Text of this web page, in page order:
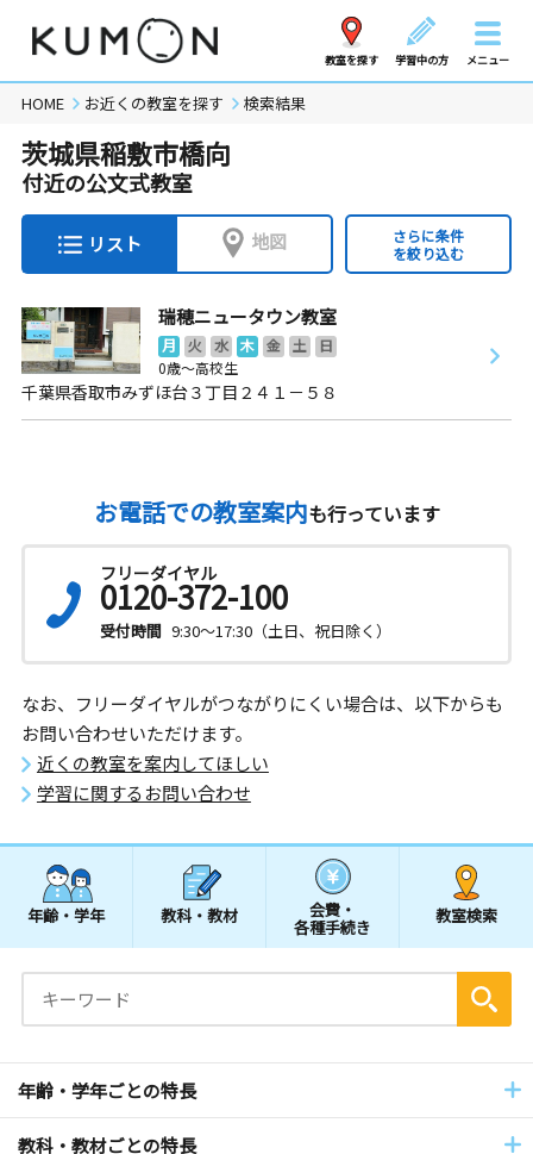
教室を探す 学習中の方 メニュー
HOME お近くの教室を探す 検索結果
茨城県稲敷市橋向
付近の公文式教室
リスト 地図
さらに条件
を絞り込む
瑞穂ニュータウン教室
月 火 水 木 金 土
日
0歳～高校生
千葉県香取市みずほ台３丁目２４１－５８
お電話での教室案内も行っています
フリーダイヤル
0120-372-100
受付時間 9:30～17:30（土日、祝日除く）
なお、フリーダイヤルがつながりにくい場合は、以下からも
お問い合わせいただけます。
近くの教室を案内してほしい
学習に関するお問い合わせ
年齢・学年 教科・教材 会費・
各種手続き
教室検索
年齢・学年ごとの特長
教科・教材ごとの特長